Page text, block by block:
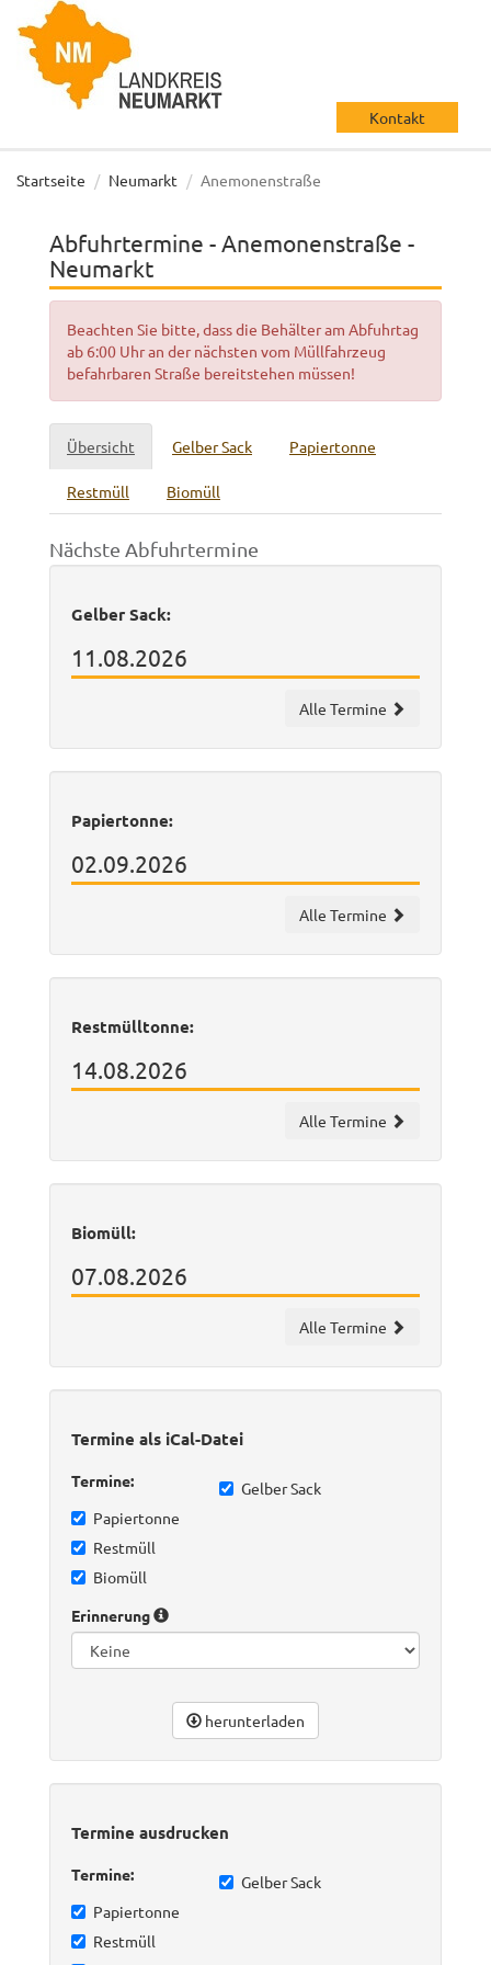
Kontakt
Startseite Neumarkt Anemonenstraße
Abfuhrtermine - Anemonenstraße -
Neumarkt
Beachten Sie bitte, dass die Behälter am Abfuhrtag
ab 6:00 Uhr an der nächsten vom Müllfahrzeug
befahrbaren Straße bereitstehen müssen!
Übersicht Gelber Sack Papiertonne
Restmüll Biomüll
Nächste Abfuhrtermine
Gelber Sack:
11.08.2026
Alle Termine
Papiertonne:
02.09.2026
Alle Termine
Restmülltonne:
14.08.2026
Alle Termine
Biomüll:
07.08.2026
Alle Termine
Termine als iCal-Datei
Termine:
Gelber Sack
Papiertonne
Restmüll
Biomüll
Erinnerung
herunterladen
Termine ausdrucken
Termine:
Gelber Sack
Papiertonne
Restmüll